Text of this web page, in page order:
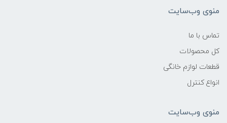
منوی وب‌سایت
تماس با ما
کل محصولات
قطعات لوازم خانگی
انواع کنترل
منوی وب‌سایت